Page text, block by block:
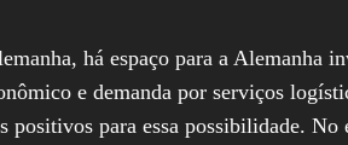
há espaço para a Alemanha
e demanda por serviços
positivos para essa possibilidade.